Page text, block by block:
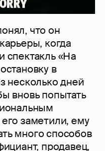
что он
когда
спектакль «На
в
несколько дней
вновь попытать
заметили, ему
много способов
продавец,